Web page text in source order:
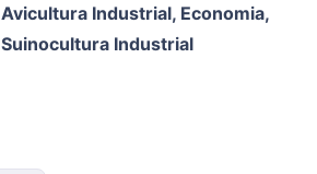
Avicultura Industrial, Economia,
Suinocultura Industrial